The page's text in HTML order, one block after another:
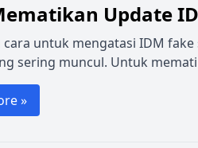
Update
cara untuk mengatasi IDM
sering muncul. Untuk
»